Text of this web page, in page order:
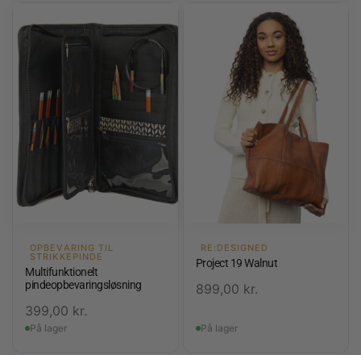
OPBEVARING TIL
STRIKKEPINDE
Multifunktionelt
pindeopbevaringsløsning
399,00 kr.
På lager
RE:DESIGNED
Project 19 Walnut
899,00 kr.
På lager